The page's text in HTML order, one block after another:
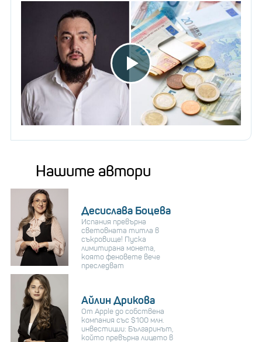
Нашите автори
Десислава Боцева
Испания превърна
световната титла в
съкровище! Пуска
лимитирана монета,
която феновете вече
преследват
Айлин Дрикова
От Apple до собствена
компания със $100 млн.
инвестиции: Българинът,
който превърна лицето в